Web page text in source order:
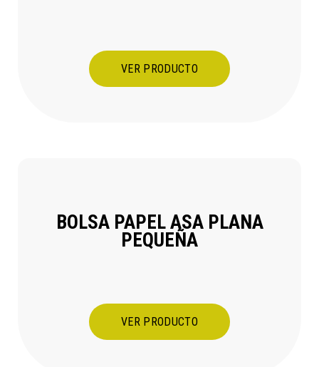
VER PRODUCTO
BOLSA PAPEL ASA PLANA
PEQUEÑA
VER PRODUCTO